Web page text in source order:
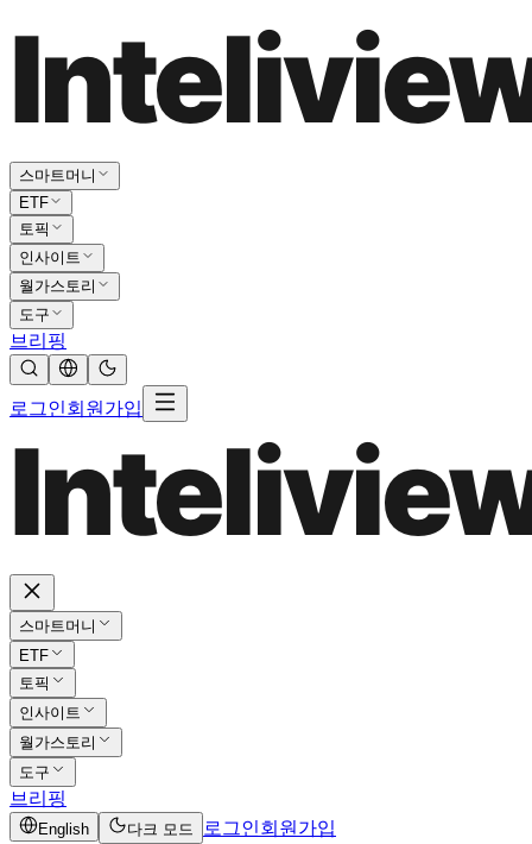
스마트머니
ETF
토픽
인사이트
월가스토리
도구
브리핑
로그인회원가입
스마트머니
ETF
토픽
인사이트
월가스토리
도구
브리핑
English 다크 모드 로그인회원가입